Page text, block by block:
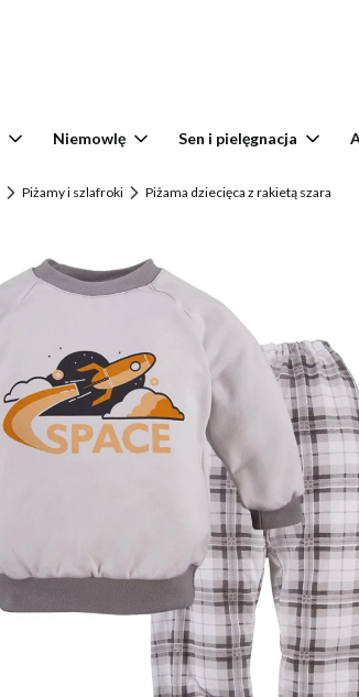
Niemowlę Sen i pielęgnacja
Piżamy i szlafroki Piżama dziecięca z rakietą szara